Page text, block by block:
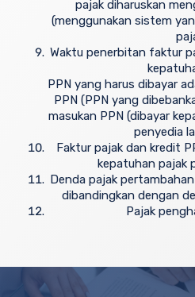
pajak diharuskan
(menggunakan sistem
Waktu penerbitan faktur
PPN yang harus dibayar
PPN (PPN yang
masukan PPN (dibayar
penyedia
Faktur pajak dan kredit
kepatuhan pajak
Denda pajak
dibandingkan dengan
Pajak